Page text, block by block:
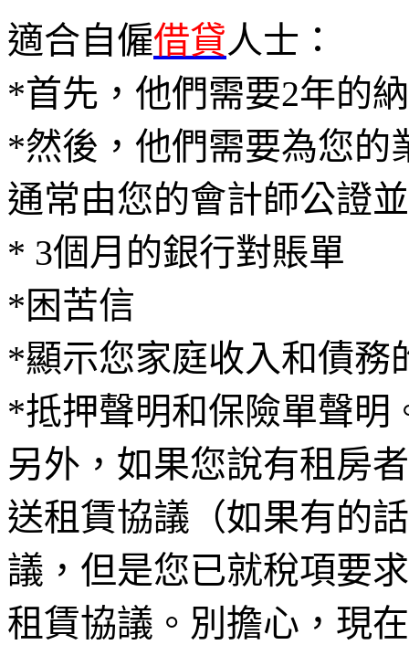
適合自僱借貸人士：
*首先，他們需要2年的
*然後，他們需要為您的
通常由您的會計師公證
* 3個月的銀行對賬單
*困苦信
*顯示您家庭收入和債務
*抵押聲明和保險單聲明
另外，如果您說有租房
送租賃協議（如果有的
議，但是您已就稅項要
租賃協議。別擔心，現